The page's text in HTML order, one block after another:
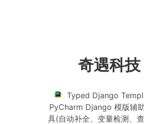
奇遇科技
Typed Django
PyCharm Django 模版辅
具(自动补全、变量检测、